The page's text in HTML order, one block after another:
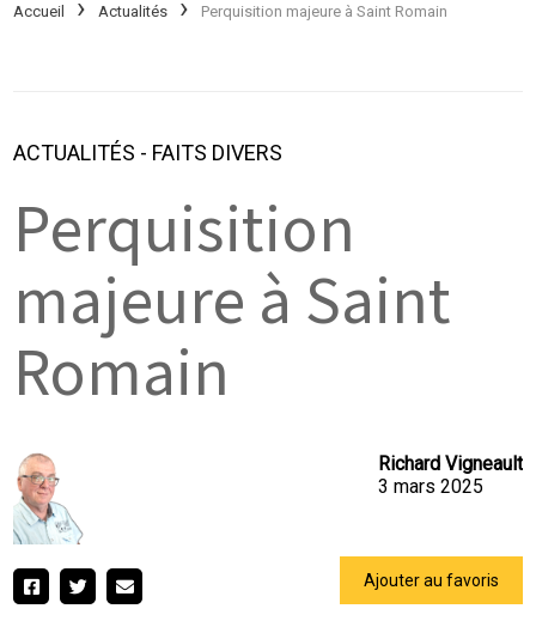
Accueil Actualités Perquisition majeure à Saint Romain
ACTUALITÉS - FAITS DIVERS
Perquisition
majeure à Saint
Romain
Richard Vigneault
3 mars 2025
Ajouter au favoris